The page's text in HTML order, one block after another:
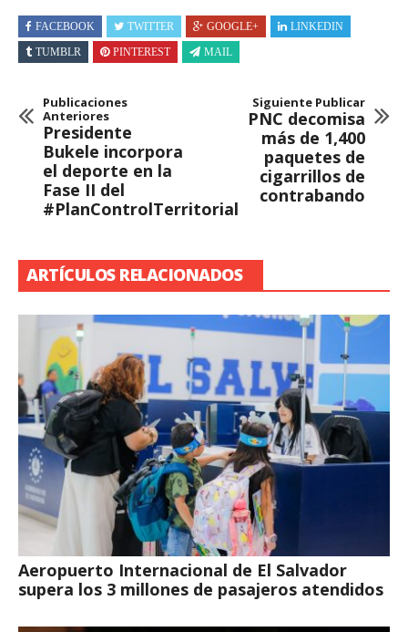
FACEBOOK TWITTER GOOGLE+
LINKEDIN
TUMBLR
PINTEREST MAIL
Publicaciones
Anteriores
Presidente
Bukele incorpora
el deporte en la
Fase II del
#PlanControlTerritorial
Siguiente Publicar
PNC decomisa
más de 1,400
paquetes de
cigarrillos de
contrabando
ARTÍCULOS RELACIONADOS
Aeropuerto Internacional de El Salvador
supera los 3 millones de pasajeros atendidos